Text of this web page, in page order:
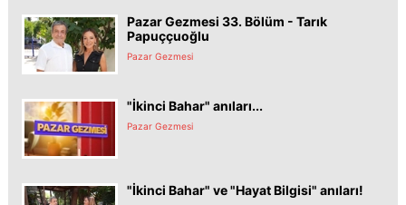
Pazar Gezmesi 33. Bölüm - Tarık
Papuççuoğlu
Pazar Gezmesi
"İkinci Bahar" anıları...
Pazar Gezmesi
"İkinci Bahar" ve "Hayat Bilgisi" anıları!